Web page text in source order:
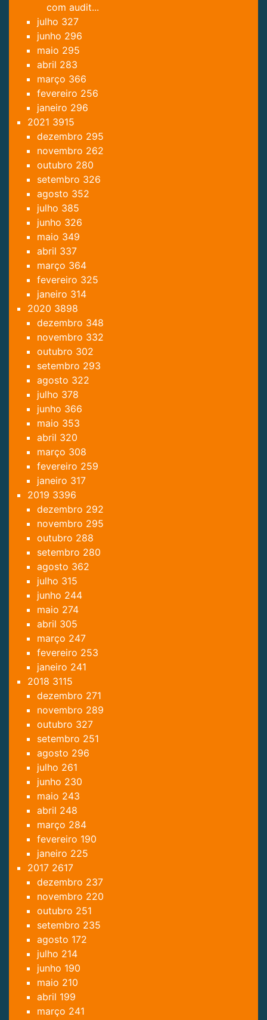
com audit...
julho 327
junho 296
maio 295
abril 283
março 366
fevereiro 256
janeiro 296
2021 3915
dezembro 295
novembro 262
outubro 280
setembro 326
agosto 352
julho 385
junho 326
maio 349
abril 337
março 364
fevereiro 325
janeiro 314
2020 3898
dezembro 348
novembro 332
outubro 302
setembro 293
agosto 322
julho 378
junho 366
maio 353
abril 320
março 308
fevereiro 259
janeiro 317
2019 3396
dezembro 292
novembro 295
outubro 288
setembro 280
agosto 362
julho 315
junho 244
maio 274
abril 305
março 247
fevereiro 253
janeiro 241
2018 3115
dezembro 271
novembro 289
outubro 327
setembro 251
agosto 296
julho 261
junho 230
maio 243
abril 248
março 284
fevereiro 190
janeiro 225
2017 2617
dezembro 237
novembro 220
outubro 251
setembro 235
agosto 172
julho 214
junho 190
maio 210
abril 199
março 241